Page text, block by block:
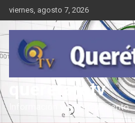
Saltar
al
contenido
viernes, agosto 7, 2026
queretarotv
Información y entretenimiento